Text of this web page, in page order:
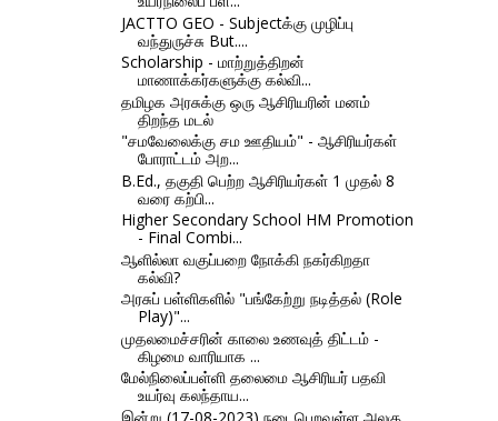
JACTTO GEO - Subjectக்கு முழிப்பு
வந்துருச்சு But....
Scholarship - மாற்றுத்திறன்
மாணாக்கர்களுக்கு கல்வி...
தமிழக அரசுக்கு ஒரு ஆசிரியரின் மனம்
திறந்த மடல்
"சமவேலைக்கு சம ஊதியம்" - ஆசிரியர்கள்
போராட்டம் அற...
B.Ed., தகுதி பெற்ற ஆசிரியர்கள் 1 முதல் 8
வரை கற்பி...
Higher Secondary School HM Promotion
- Final Combi...
ஆளில்லா வகுப்பறை நோக்கி நகர்கிறதா
கல்வி?
அரசுப் பள்ளிகளில் "பங்கேற்று நடித்தல் (Role
Play)"...
முதலமைச்சரின் காலை உணவுத் திட்டம் -
கிழமை வாரியாக ...
மேல்நிலைப்பள்ளி தலைமை ஆசிரியர் பதவி
உயர்வு கலந்தாய...
இன்று (17-08-2023) நடைபெறவுள்ள அலகு